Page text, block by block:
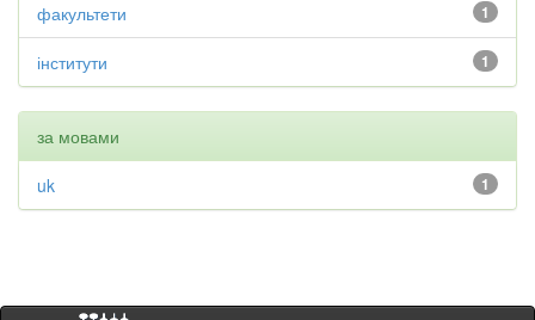
1
факультети
1
інститути
за мовами
1
uk